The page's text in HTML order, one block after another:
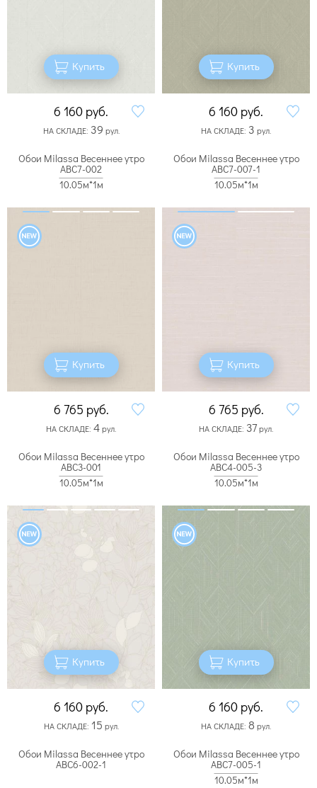
Купить
6 160 руб.
НА СКЛАДЕ: 39 рул.
Купить
6 160 руб.
НА СКЛАДЕ: 3 рул.
Обои Milassa Весеннее утро
ABC7-002
10.05м*1м
Купить
6 765 руб.
НА СКЛАДЕ: 4рул.
Обои Milassa Весеннее утро
ABC7-007-1
10.05м*1м
Купить
6 765 руб.
НА СКЛАДЕ: 37рул.
Обои Milassa Весеннее утро
ABC3-001
10.05м*1м
Купить
6 160 руб.
НА СКЛАДЕ: 15 рул.
Обои Milassa Весеннее утро
ABC4-005-3
10.05м*1м
Купить
6 160 руб.
НА СКЛАДЕ: 8 рул.
Обои Milassa Весеннее утро
ABC6-002-1
Обои Milassa Весеннее утро
ABC7-005-1
10.05м*1м